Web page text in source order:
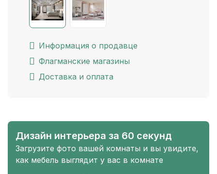
Информация о продавце
Флагманские магазины
Доставка и оплата
Дизайн интерьера за 60 секунд
Загрузите фото вашей комнаты и вы увидите,
как мебель выглядит у вас в комнате